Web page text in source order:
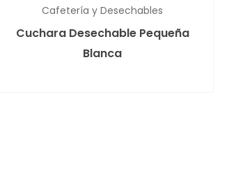
Cafetería y Desechables
Cuchara Desechable Pequeña
Blanca